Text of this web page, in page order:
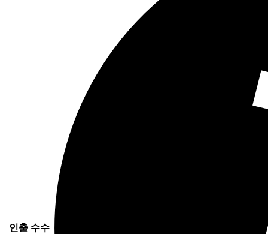
인출 수수